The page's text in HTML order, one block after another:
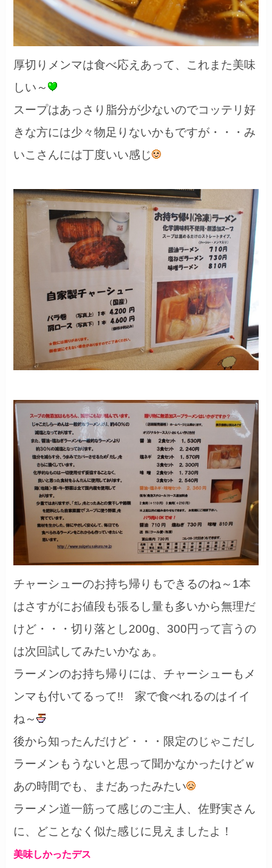
厚切りメンマは食べ応えあって、これまた美味
しい～
スープはあっさり脂分が少ないのでコッテリ好
きな方には少々物足りないかもですが・・・み
いこさんには丁度いい感じ
チャーシューのお持ち帰りもできるのね～1本
はさすがにお値段も張るし量も多いから無理だ
けど・・・切り落とし200g、300円って言うの
は次回試してみたいかなぁ。
ラーメンのお持ち帰りには、チャーシューもメ
ンマも付いてるって!! 家で食べれるのはイイ
ね～
後から知ったんだけど・・・限定のじゃこだし
ラーメンもうないと思って聞かなかったけどｗ
あの時間でも、まだあったみたい
ラーメン道一筋って感じのご主人、佐野実さん
に、どことなく似た感じに見えましたよ！
美味しかったデス